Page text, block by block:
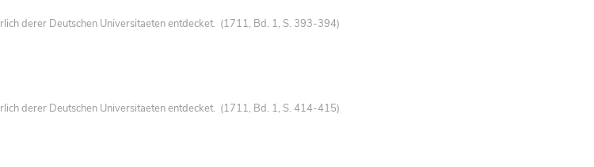
derer Deutschen Universitaeten entdecket. (1711, Bd. 1, S. 393-394)
derer Deutschen Universitaeten entdecket. (1711, Bd. 1, S. 414-415)